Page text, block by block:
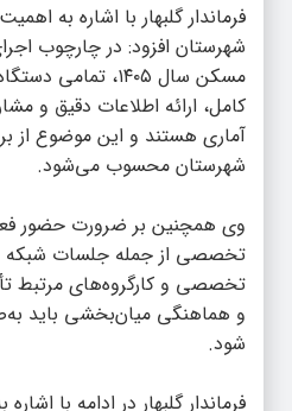
فرماندار گلبهار با اشاره به
شهرستان افزود: در چارچوب
مسکن سال ۱۴۰۵،
کامل، ارائه اطلاعات دقیق و
آماری هستند و این موضوع از
شهرستان محسوب می‌شود.
وی همچنین بر ضرورت حضور
تخصصی از جمله جلسات شبکه
تخصصی و کارگروه‌های مرتبط
و هماهنگی میان‌بخشی باید
شود.
فرماندار گلبهار در ادامه با